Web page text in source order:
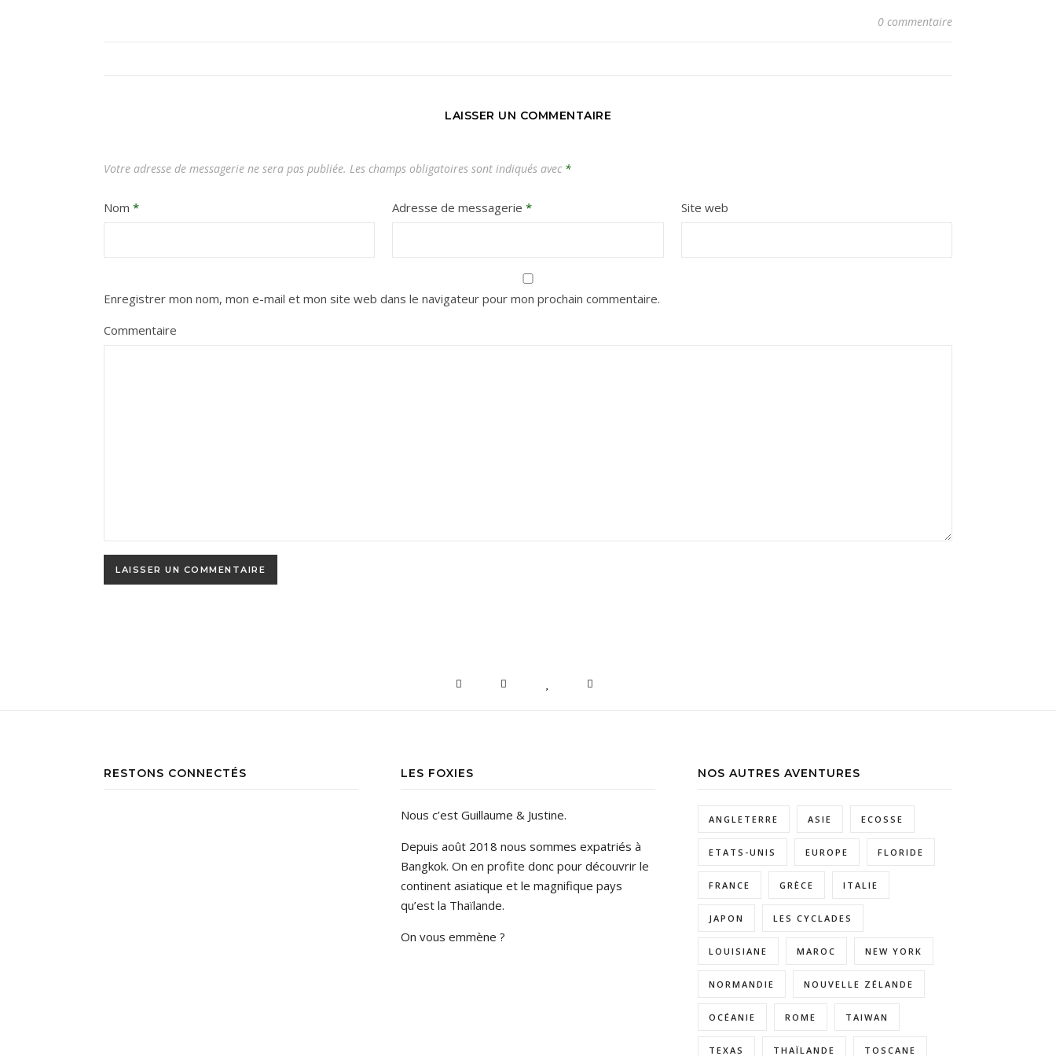
0 commentaire
LAISSER UN COMMENTAIRE
Votre adresse de messagerie ne sera pas publiée. Les champs obligatoires sont indiqués avec *
Nom * Adresse de messagerie* Site web
Enregistrer mon nom, mon e-mail et mon site web dans le navigateur pour mon prochain commentaire.
Commentaire
RESTONS CONNECTÉS LES FOXIES
Nous c’est Guillaume & Justine.
Depuis août 2018 nous sommes expatriés à
Bangkok. On en profite donc pour découvrir le
continent asiatique et le magnifique pays
qu’est la Thaïlande.
On vous emmène ?
NOS AUTRES AVENTURES
ANGLETERRE ASIE ECOSSE
ETATS-UNIS EUROPE FLORIDE
FRANCE GRÈCE ITALIE
JAPON LES CYCLADES
LOUISIANE MAROC NEW YORK
NORMANDIE NOUVELLE ZÉLANDE
OCÉANIE ROME TAIWAN
TEXAS THAÏLANDE TOSCANE